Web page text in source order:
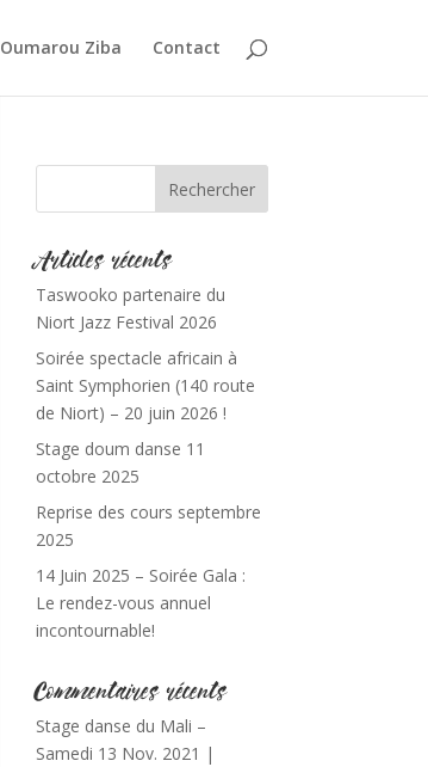
Oumarou Ziba Contact
Articles récents
Taswooko partenaire du
Niort Jazz Festival 2026
Soirée spectacle africain à
Saint Symphorien (140 route
de Niort) – 20 juin 2026 !
Stage doum danse 11
octobre 2025
Reprise des cours septembre
2025
14 Juin 2025 – Soirée Gala :
Le rendez-vous annuel
incontournable!
Commentaires récents
Stage danse du Mali –
Samedi 13 Nov. 2021 |